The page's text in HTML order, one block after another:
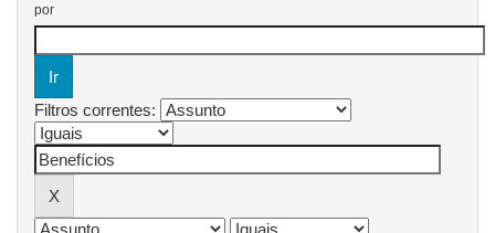
por
Filtros correntes: